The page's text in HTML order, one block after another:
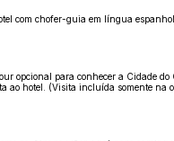
com chofer-guia em língua
opcional para conhecer a Cidade
ao hotel. (Visita incluída somente na